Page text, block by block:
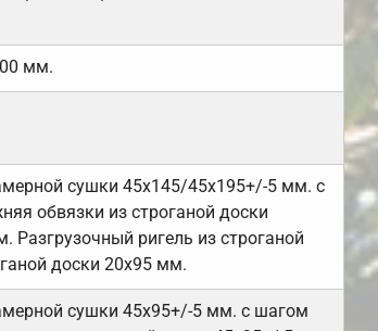
мм.
сушки 45х145/45х195+/-5 мм. с
обвязки из строганой доски
ригель из строганой
доски 20х95 мм.
сушки 45х95+/-5 мм. с шагом